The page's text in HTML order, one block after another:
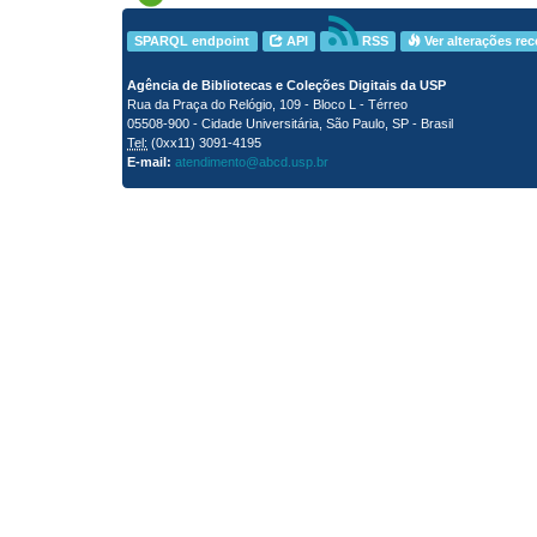
SPARQL endpoint API RSS Ver alterações
Agência de Bibliotecas e Coleções Digitais da USP
Rua da Praça do Relógio, 109 - Bloco L - Térreo
05508-900 - Cidade Universitária, São Paulo, SP - Brasil
Tel: (0xx11) 3091-4195
E-mail: atendimento@abcd.usp.br